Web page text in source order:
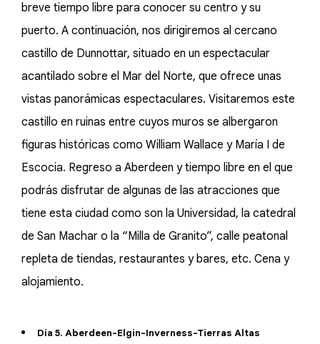
breve tiempo libre para conocer su centro y su
puerto. A continuación, nos dirigiremos al cercano
castillo de Dunnottar, situado en un espectacular
acantilado sobre el Mar del Norte, que ofrece unas
vistas panorámicas espectaculares. Visitaremos este
castillo en ruinas entre cuyos muros se albergaron
figuras históricas como William Wallace y María I de
Escocia. Regreso a Aberdeen y tiempo libre en el que
podrás disfrutar de algunas de las atracciones que
tiene esta ciudad como son la Universidad, la catedral
de San Machar o la “Milla de Granito”, calle peatonal
repleta de tiendas, restaurantes y bares, etc. Cena y
alojamiento.
Día 5. Aberdeen-Elgin-Inverness-Tierras Altas